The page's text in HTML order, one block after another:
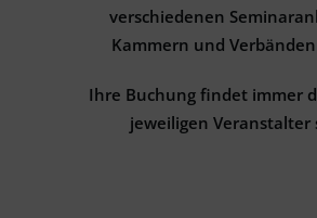
verschiedenen
Kammern und
Ihre Buchung findet immer
jeweiligen Veranstalter